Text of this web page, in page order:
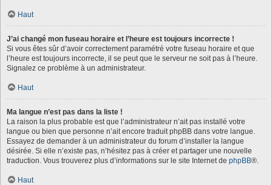
Haut
J’ai changé mon fuseau horaire et l’heure est toujours incorrecte !
Si vous êtes sûr d’avoir correctement paramétré votre fuseau horaire et que
l’heure est toujours incorrecte, il se peut que le serveur ne soit pas à l’heure.
Signalez ce problème à un administrateur.
Haut
Ma langue n’est pas dans la liste !
La raison la plus probable est que l’administrateur n’ait pas installé votre
langue ou bien que personne n’ait encore traduit phpBB dans votre langue.
Essayez de demander à un administrateur du forum d’installer la langue
désirée. Si elle n’existe pas, n’hésitez pas à créer et partager une nouvelle
traduction. Vous trouverez plus d’informations sur le site Internet de phpBB®.
Haut